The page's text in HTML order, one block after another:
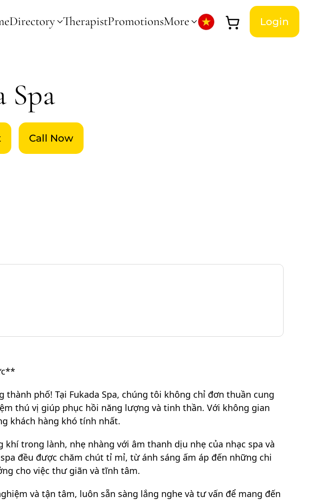
Directory TherapistPromotionsMore Login
Spa
Call Now
phố! Tại Fukada Spa, chúng tôi không chỉ đơn thuần cung
thú vị giúp phục hồi năng lượng và tinh thần. Với không gian
khách hàng khó tính nhất.
trong lành, nhẹ nhàng với âm thanh dịu nhẹ của nhạc spa và
đều được chăm chút tỉ mỉ, từ ánh sáng ấm áp đến những chi
cho việc thư giãn và tĩnh tâm.
và tận tâm, luôn sẵn sàng lắng nghe và tư vấn để mang đến